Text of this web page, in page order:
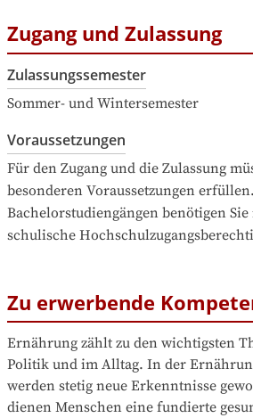
Zugang und Zulassung
Zulassungssemester
Sommer- und Wintersemester
Voraussetzungen
Für den Zugang und die Zulassung
besonderen Voraussetzungen
Bachelorstudiengängen benötigen
schulische
Zu erwerbende
Ernährung zählt zu den wichtigsten
Politik und im Alltag. In der
werden stetig neue Erkenntnisse
dienen Menschen eine fundierte